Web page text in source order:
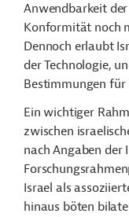
Anwendbarkeit
Konformität noch
Dennoch erlaubt
der Technologie,
Bestimmungen
Ein wichtiger
zwischen
nach Angaben der
Israel als
hinaus böten